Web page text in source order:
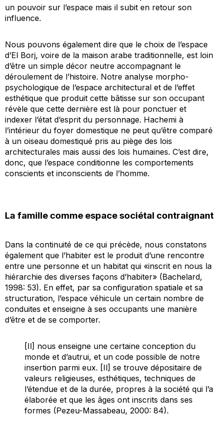
un pouvoir sur l’espace mais il subit en retour son
influence.
Nous pouvons également dire que le choix de l’espace
d’El Borj, voire de la maison arabe traditionnelle, est loin
d’être un simple décor neutre accompagnant le
déroulement de l’histoire. Notre analyse morpho-
psychologique de l’espace architectural et de l’effet
esthétique que produit cette bâtisse sur son occupant
révèle que cette dernière est là pour ponctuer et
indexer l’état d’esprit du personnage. Hachemi à
l’intérieur du foyer domestique ne peut qu’être comparé
à un oiseau domestiqué pris au piège des lois
architecturales mais aussi des lois humaines. C’est dire,
donc, que l’espace conditionne les comportements
conscients et inconscients de l’homme.
La famille comme espace sociétal contraignant
Dans la continuité de ce qui précède, nous constatons
également que l’habiter est le produit d’une rencontre
entre une personne et un habitat qui «inscrit en nous la
hiérarchie des diverses façons d’habiter» (Bachelard,
1998: 53). En effet, par sa configuration spatiale et sa
structuration, l’espace véhicule un certain nombre de
conduites et enseigne à ses occupants une manière
d’être et de se comporter.
[Il] nous enseigne une certaine conception du
monde et d’autrui, et un code possible de notre
insertion parmi eux. [Il] se trouve dépositaire de
valeurs religieuses, esthétiques, techniques de
l’étendue et de la durée, propres à la société qui l’a
élaborée et que les âges ont inscrits dans ses
formes (Pezeu-Massabeau, 2000: 84).